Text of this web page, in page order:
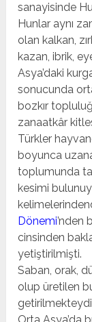
sanayisinde
Hunlar aynı
olan kalkan,
kazan, ibrik,
Asya’daki
sonucunda
bozkır
zanaatkâr
Türkler
boyunca
toplumunda
kesimi
Dönemi’nden
cinsinden
yetiştirilmişti.
Saban, orak,
olup üretilen